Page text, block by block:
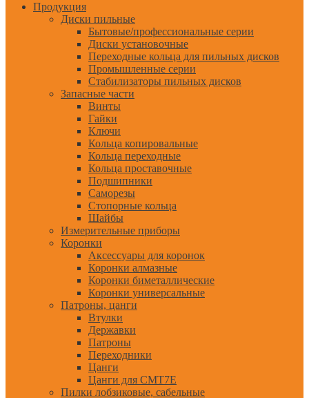
Продукция
Диски пильные
Бытовые/профессиональные серии
Диски установочные
Переходные кольца для пильных дисков
Промышленные серии
Стабилизаторы пильных дисков
Запасные части
Винты
Гайки
Ключи
Кольца копировальные
Кольца переходные
Кольца проставочные
Подшипники
Саморезы
Стопорные кольца
Шайбы
Измерительные приборы
Коронки
Аксессуары для коронок
Коронки алмазные
Коронки биметаллические
Коронки универсальные
Патроны, цанги
Втулки
Державки
Патроны
Переходники
Цанги
Цанги для CMT7E
Пилки лобзиковые, сабельные